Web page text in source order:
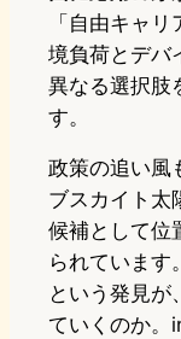
「自由キャ
境負荷とデバ
異なる選択肢
す。
政策の追い風
ブスカイト太
候補として位
られています
という発見が
ていくのか。